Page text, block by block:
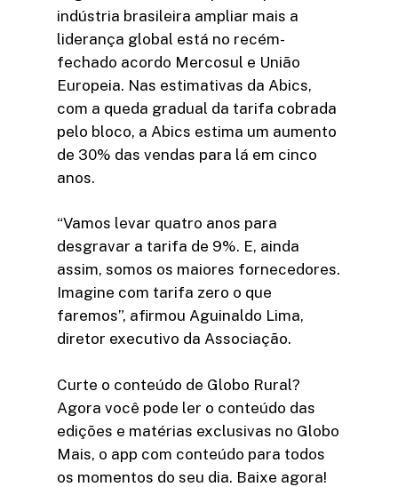
indústria brasileira ampliar mais a
liderança global está no recém-
fechado acordo Mercosul e União
Europeia. Nas estimativas da Abics,
com a queda gradual da tarifa cobrada
pelo bloco, a Abics estima um aumento
de 30% das vendas para lá em cinco
anos.
“Vamos levar quatro anos para
desgravar a tarifa de 9%. E, ainda
assim, somos os maiores fornecedores.
Imagine com tarifa zero o que
faremos”, afirmou Aguinaldo Lima,
diretor executivo da Associação.
Curte o conteúdo de Globo Rural?
Agora você pode ler o conteúdo das
edições e matérias exclusivas no Globo
Mais, o app com conteúdo para todos
os momentos do seu dia. Baixe agora!